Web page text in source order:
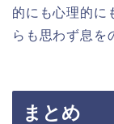
的にも心理的に
らも思わず息を
まとめ